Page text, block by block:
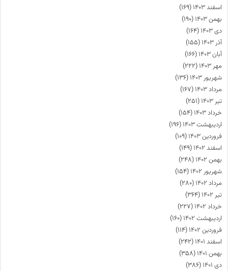
اسفند ۱۴۰۳
(۱۶۹)
بهمن ۱۴۰۳
(۱۹۰)
دی ۱۴۰۳
(۱۶۴)
آذر ۱۴۰۳
(۱۵۵)
آبان ۱۴۰۳
(۱۶۶)
مهر ۱۴۰۳
(۲۲۲)
شهریور ۱۴۰۳
(۱۳۶)
مرداد ۱۴۰۳
(۱۶۷)
تیر ۱۴۰۳
(۲۵۱)
خرداد ۱۴۰۳
(۱۵۴)
اردیبهشت ۱۴۰۳
(۱۹۶)
فروردین ۱۴۰۳
(۱۰۹)
اسفند ۱۴۰۲
(۱۴۹)
بهمن ۱۴۰۲
(۲۴۸)
شهریور ۱۴۰۲
(۱۵۴)
مرداد ۱۴۰۲
(۲۸۰)
تیر ۱۴۰۲
(۳۶۴)
خرداد ۱۴۰۲
(۲۲۷)
اردیبهشت ۱۴۰۲
(۱۶۰)
فروردین ۱۴۰۲
(۱۱۴)
اسفند ۱۴۰۱
(۲۴۲)
بهمن ۱۴۰۱
(۳۵۸)
دی ۱۴۰۱
(۳۸۶)